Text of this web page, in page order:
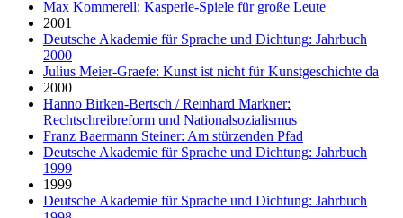
Max Kommerell: Kasperle-Spiele für große Leute
2001
Deutsche Akademie für Sprache und Dichtung: Jahrbuch
2000
Julius Meier-Graefe: Kunst ist nicht für Kunstgeschichte da
2000
Hanno Birken-Bertsch / Reinhard Markner:
Rechtschreibreform und Nationalsozialismus
Franz Baermann Steiner: Am stürzenden Pfad
Deutsche Akademie für Sprache und Dichtung: Jahrbuch
1999
1999
Deutsche Akademie für Sprache und Dichtung: Jahrbuch